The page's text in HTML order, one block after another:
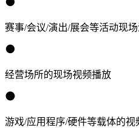
赛事/会议/演出/展会等活动现
经营场所的现场视频播放
游戏/应用程序/硬件等载体的视